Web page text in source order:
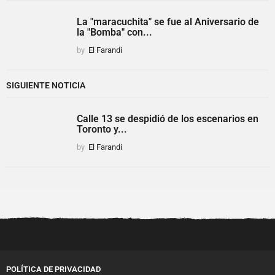
La "maracuchita" se fue al Aniversario de
la "Bomba" con...
by El Farandi
SIGUIENTE NOTICIA
Calle 13 se despidió de los escenarios en
Toronto y...
by El Farandi
POLÍTICA DE PRIVACIDAD